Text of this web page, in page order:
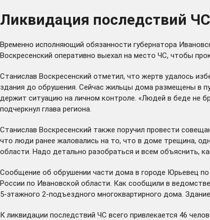
Ликвидация последствий
Временно исполняющий обязанности губернатора
Воскресенский оперативно выехал на место ЧС, чтобы
Станислав Воскресенский отметил, что жертв удалось
здания до обрушения. Сейчас жильцы дома размещены в
держит ситуацию на личном контроле. «Людей в беде не
подчеркнул глава региона.
Станислав Воскресенский также поручил провести
что люди ранее жаловались на то, что в доме трещина,
области. Надо детально разобраться и всем объяснить,
Сообщение об обрушении части дома в городе Юрьевец по
России по Ивановской области. Как сообщили в
5-этажного 2-подъездного многоквартирного дома.
К ликвидации последствий ЧС всего привлекается 46